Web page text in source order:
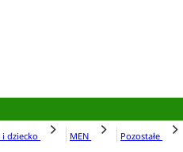
i dziecko MEN Pozostałe